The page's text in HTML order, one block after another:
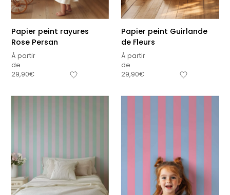
Papier peint rayures
Rose Persan
À partir
de
29,90€
Papier peint Guirlande
de Fleurs
À partir
de
29,90€